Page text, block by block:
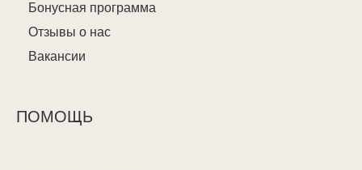
Бонусная программа
Отзывы о нас
Вакансии
ПОМОЩЬ